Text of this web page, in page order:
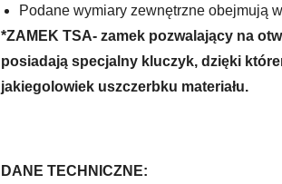
Podane wymiary zewnętrzne obejmują
*ZAMEK TSA- zamek pozwalający na
posiadają specjalny kluczyk, dzięki
jakiegolowiek uszczerbku materiału.
DANE TECHNICZNE: